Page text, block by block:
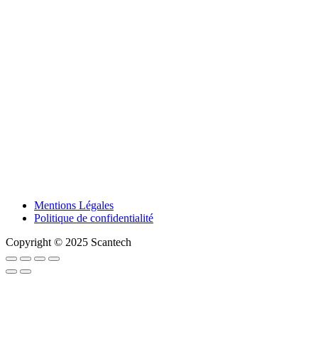
Mentions Légales
Politique de confidentialité
Copyright © 2025 Scantech